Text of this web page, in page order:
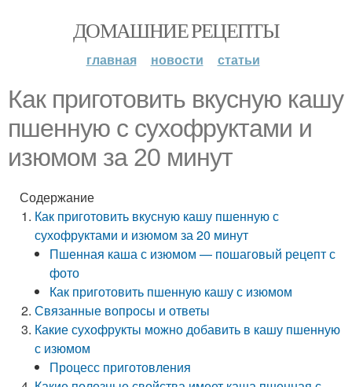
ДОМАШНИЕ РЕЦЕПТЫ
главная новости статьи
Как приготовить вкусную кашу
пшенную с сухофруктами и
изюмом за 20 минут
Содержание
Как приготовить вкусную кашу пшенную с
сухофруктами и изюмом за 20 минут
Пшенная каша с изюмом — пошаговый рецепт с
фото
Как приготовить пшенную кашу с изюмом
Связанные вопросы и ответы
Какие сухофрукты можно добавить в кашу пшенную
с изюмом
Процесс приготовления